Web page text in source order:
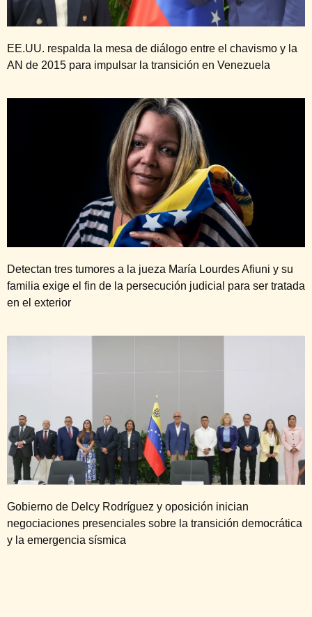
EE.UU. respalda la mesa de diálogo entre el chavismo y la
AN de 2015 para impulsar la transición en Venezuela
Detectan tres tumores a la jueza María Lourdes Afiuni y su
familia exige el fin de la persecución judicial para ser tratada
en el exterior
Gobierno de Delcy Rodríguez y oposición inician
negociaciones presenciales sobre la transición democrática
y la emergencia sísmica